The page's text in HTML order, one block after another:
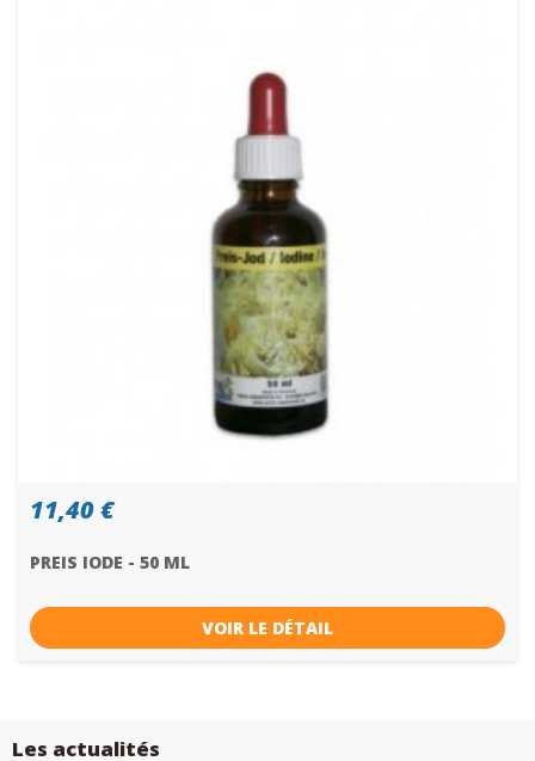
11,40 €
PREIS IODE - 50 ML
VOIR LE DÉTAIL
Les actualités